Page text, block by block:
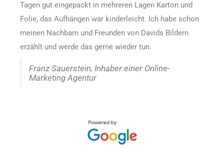
Tagen gut eingepackt in mehreren Lagen Karton und
Folie, das Aufhängen war kinderleicht. Ich habe schon
meinen Nachbarn und Freunden von Davids Bildern
erzählt und werde das gerne wieder tun.
Franz Sauerstein, Inhaber einer Online-
Marketing Agentur